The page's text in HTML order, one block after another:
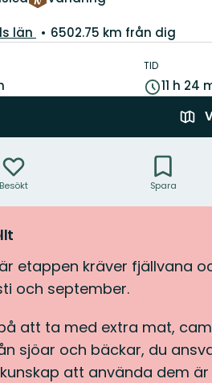
län 6502.75 km från dig
TID
11 h 24
Besökt Spara
etappen kräver fjällvana
och september.
att ta med extra mat,
sjöar och bäckar, du
att använda dem